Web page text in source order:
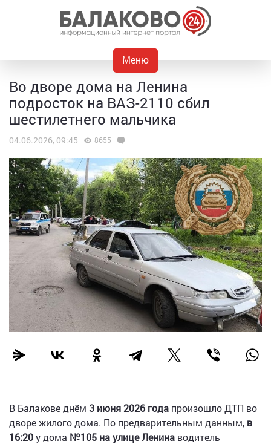
Меню
Во дворе дома на Ленина
подросток на ВАЗ-2110 сбил
шестилетнего мальчика
04.06.2026, 09:45 8655
В Балакове днём 3 июня 2026 года произошло ДТП во
дворе жилого дома. По предварительным данным, в
16:20у дома №105 на улице Ленина водитель